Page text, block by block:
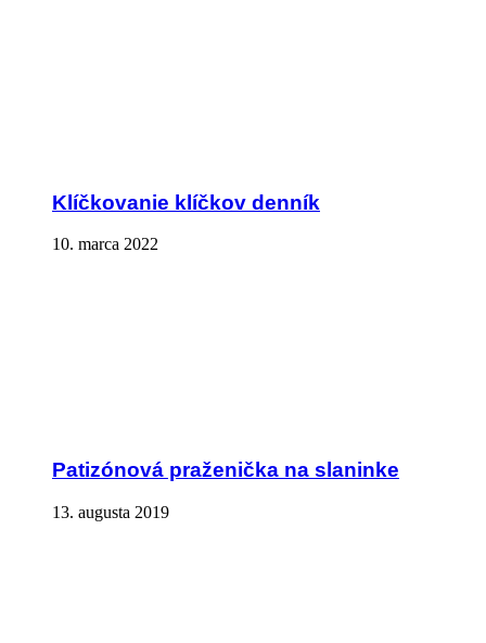
Klíčkovanie klíčkov denník
10. marca 2022
Patizónová praženička na slaninke
13. augusta 2019